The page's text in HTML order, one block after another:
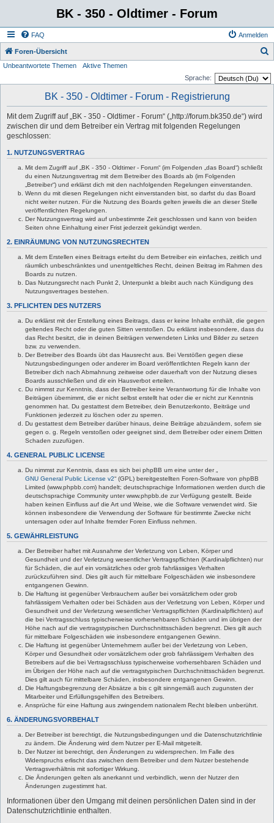
BK - 350 - Oldtimer - Forum
FAQ Anmelden
Foren-Übersicht
Unbeantwortete Themen
Aktive Themen
Sprache:
BK - 350 - Oldtimer - Forum - Registrierung
Mit dem Zugriff auf „BK - 350 - Oldtimer - Forum“ („http://forum.bk350.de“) wird
zwischen dir und dem Betreiber ein Vertrag mit folgenden Regelungen
geschlossen:
1. NUTZUNGSVERTRAG
Mit dem Zugriff auf „BK - 350 - Oldtimer - Forum“ (im Folgenden „das Board“) schließt
du einen Nutzungsvertrag mit dem Betreiber des Boards ab (im Folgenden
„Betreiber“) und erklärst dich mit den nachfolgenden Regelungen einverstanden.
Wenn du mit diesen Regelungen nicht einverstanden bist, so darfst du das Board
nicht weiter nutzen. Für die Nutzung des Boards gelten jeweils die an dieser Stelle
veröffentlichten Regelungen.
Der Nutzungsvertrag wird auf unbestimmte Zeit geschlossen und kann von beiden
Seiten ohne Einhaltung einer Frist jederzeit gekündigt werden.
2. EINRÄUMUNG VON NUTZUNGSRECHTEN
Mit dem Erstellen eines Beitrags erteilst du dem Betreiber ein einfaches, zeitlich und
räumlich unbeschränktes und unentgeltliches Recht, deinen Beitrag im Rahmen des
Boards zu nutzen.
Das Nutzungsrecht nach Punkt 2, Unterpunkt a bleibt auch nach Kündigung des
Nutzungsvertrages bestehen.
3. PFLICHTEN DES NUTZERS
Du erklärst mit der Erstellung eines Beitrags, dass er keine Inhalte enthält, die gegen
geltendes Recht oder die guten Sitten verstoßen. Du erklärst insbesondere, dass du
das Recht besitzt, die in deinen Beiträgen verwendeten Links und Bilder zu setzen
bzw. zu verwenden.
Der Betreiber des Boards übt das Hausrecht aus. Bei Verstößen gegen diese
Nutzungsbedingungen oder anderer im Board veröffentlichten Regeln kann der
Betreiber dich nach Abmahnung zeitweise oder dauerhaft von der Nutzung dieses
Boards ausschließen und dir ein Hausverbot erteilen.
Du nimmst zur Kenntnis, dass der Betreiber keine Verantwortung für die Inhalte von
Beiträgen übernimmt, die er nicht selbst erstellt hat oder die er nicht zur Kenntnis
genommen hat. Du gestattest dem Betreiber, dein Benutzerkonto, Beiträge und
Funktionen jederzeit zu löschen oder zu sperren.
Du gestattest dem Betreiber darüber hinaus, deine Beiträge abzuändern, sofern sie
gegen o. g. Regeln verstoßen oder geeignet sind, dem Betreiber oder einem Dritten
Schaden zuzufügen.
4. GENERAL PUBLIC LICENSE
Du nimmst zur Kenntnis, dass es sich bei phpBB um eine unter der „
GNU General Public License v2“ (GPL) bereitgestellten Foren-Software von phpBB
Limited (www.phpbb.com) handelt; deutschsprachige Informationen werden durch die
deutschsprachige Community unter www.phpbb.de zur Verfügung gestellt. Beide
haben keinen Einfluss auf die Art und Weise, wie die Software verwendet wird. Sie
können insbesondere die Verwendung der Software für bestimmte Zwecke nicht
untersagen oder auf Inhalte fremder Foren Einfluss nehmen.
5. GEWÄHRLEISTUNG
Der Betreiber haftet mit Ausnahme der Verletzung von Leben, Körper und
Gesundheit und der Verletzung wesentlicher Vertragspflichten (Kardinalpflichten) nur
für Schäden, die auf ein vorsätzliches oder grob fahrlässiges Verhalten
zurückzuführen sind. Dies gilt auch für mittelbare Folgeschäden wie insbesondere
entgangenen Gewinn.
Die Haftung ist gegenüber Verbrauchern außer bei vorsätzlichem oder grob
fahrlässigem Verhalten oder bei Schäden aus der Verletzung von Leben, Körper und
Gesundheit und der Verletzung wesentlicher Vertragspflichten (Kardinalpflichten) auf
die bei Vertragsschluss typischerweise vorhersehbaren Schäden und im übrigen der
Höhe nach auf die vertragstypischen Durchschnittsschäden begrenzt. Dies gilt auch
für mittelbare Folgeschäden wie insbesondere entgangenen Gewinn.
Die Haftung ist gegenüber Unternehmern außer bei der Verletzung von Leben,
Körper und Gesundheit oder vorsätzlichem oder grob fahrlässigem Verhalten des
Betreibers auf die bei Vertragsschluss typischerweise vorhersehbaren Schäden und
im Übrigen der Höhe nach auf die vertragstypischen Durchschnittsschäden begrenzt.
Dies gilt auch für mittelbare Schäden, insbesondere entgangenen Gewinn.
Die Haftungsbegrenzung der Absätze a bis c gilt sinngemäß auch zugunsten der
Mitarbeiter und Erfüllungsgehilfen des Betreibers.
Ansprüche für eine Haftung aus zwingendem nationalem Recht bleiben unberührt.
6. ÄNDERUNGSVORBEHALT
Der Betreiber ist berechtigt, die Nutzungsbedingungen und die Datenschutzrichtlinie
zu ändern. Die Änderung wird dem Nutzer per E-Mail mitgeteilt.
Der Nutzer ist berechtigt, den Änderungen zu widersprechen. Im Falle des
Widerspruchs erlischt das zwischen dem Betreiber und dem Nutzer bestehende
Vertragsverhältnis mit sofortiger Wirkung.
Die Änderungen gelten als anerkannt und verbindlich, wenn der Nutzer den
Änderungen zugestimmt hat.
Informationen über den Umgang mit deinen persönlichen Daten sind in der
Datenschutzrichtlinie enthalten.